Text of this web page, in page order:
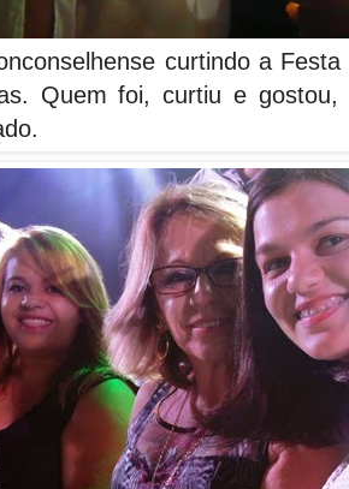
curtindo a
Quem foi, curtiu e